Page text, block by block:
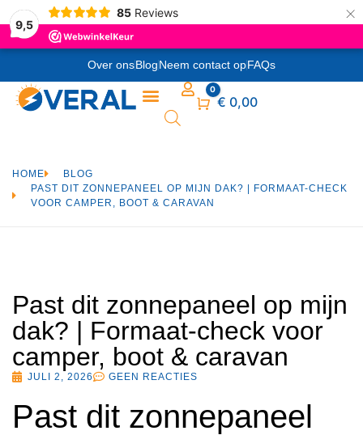
9,5
85 Reviews ×
Over onsBlogNeem contact opFAQs
Winkelwagen
0
€ 0,00
HOME
BLOG
PAST DIT ZONNEPANEEL OP MIJN DAK? | FORMAAT-CHECK
VOOR CAMPER, BOOT & CARAVAN
Past dit zonnepaneel op mijn
dak? | Formaat-check voor
camper, boot & caravan
JULI 2, 2026 GEEN REACTIES
Past dit zonnepaneel